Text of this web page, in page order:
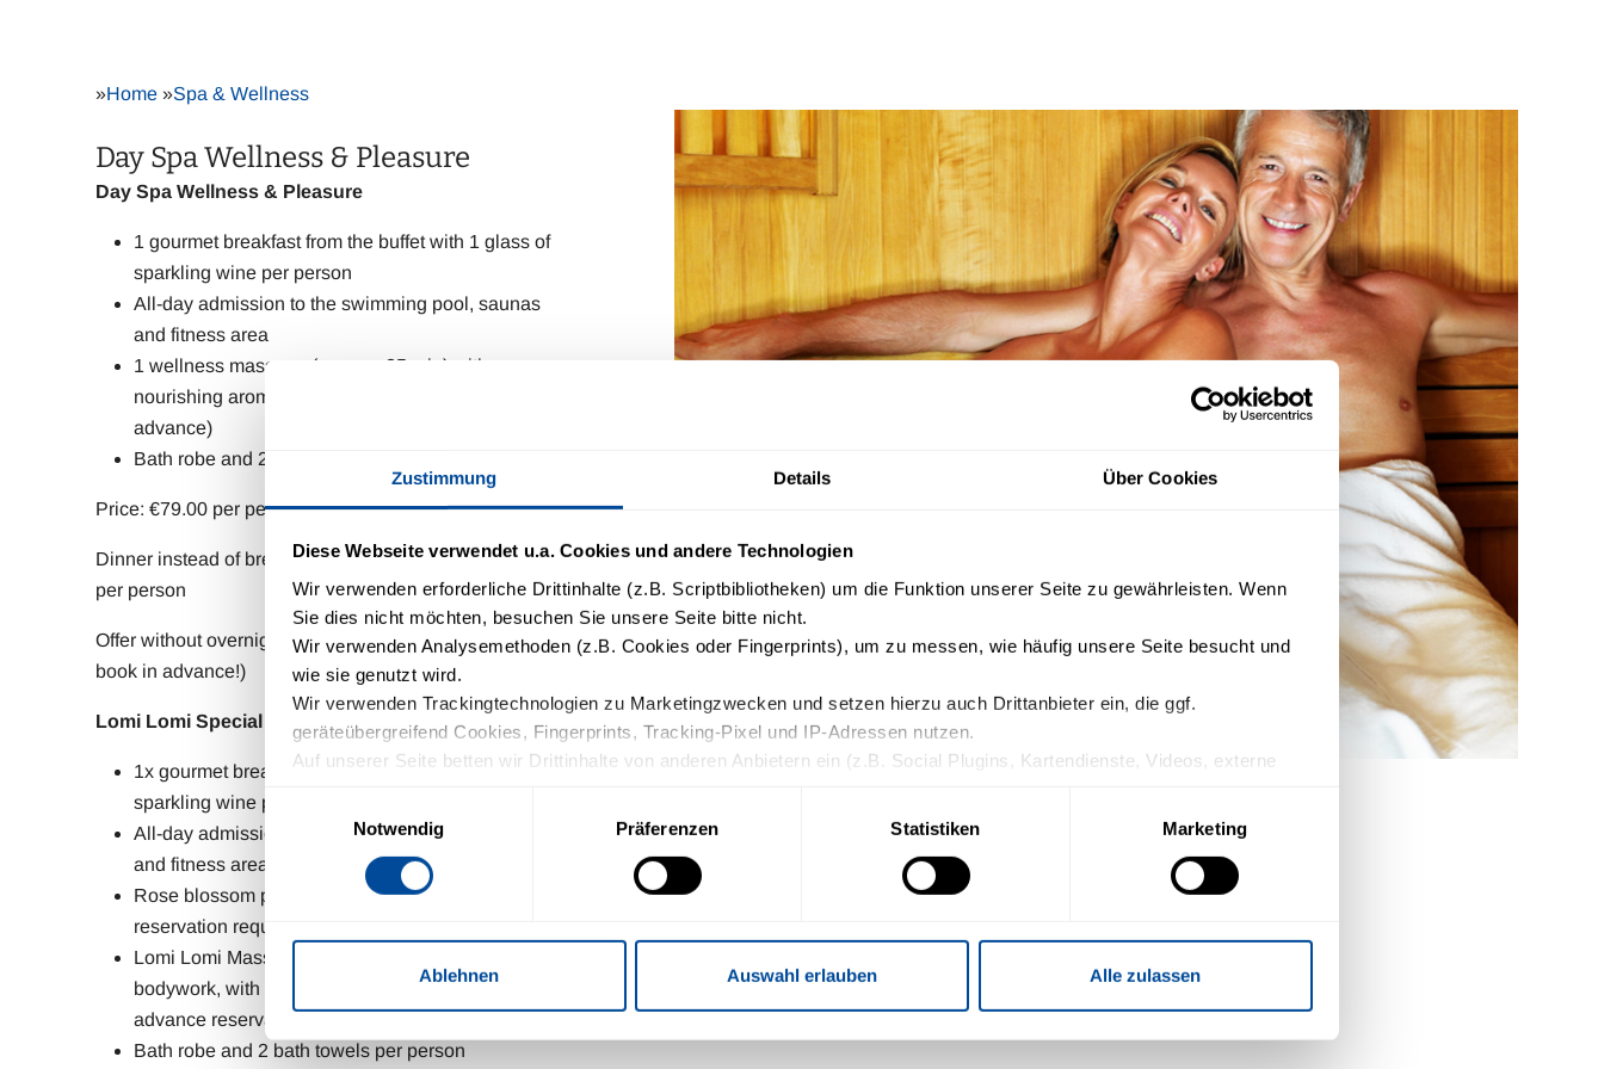
Zustimmung Details Über Cookies
Diese Webseite verwendet u.a. Cookies und andere Technologien
Wir verwenden erforderliche Drittinhalte (z.B. Scriptbibliotheken) um die Funktion unserer Seite zu gewährleisten. Wenn
Sie dies nicht möchten, besuchen Sie unsere Seite bitte nicht.
Wir verwenden Analysemethoden (z.B. Cookies oder Fingerprints), um zu messen, wie häufig unsere Seite besucht und
wie sie genutzt wird.
Wir verwenden Trackingtechnologien zu Marketingzwecken und setzen hierzu auch Drittanbieter ein, die ggf.
geräteübergreifend Cookies, Fingerprints, Tracking-Pixel und IP-Adressen nutzen.
Auf unserer Seite betten wir Drittinhalte von anderen Anbietern ein (z.B. Social Plugins, Kartendienste, Videos, externe
Einfluss.
Mit Ihrer Einstellung willigen Sie in die oben beschriebenen Vorgänge ein. Sie können Ihre Einwilligung mit Wirkung für die
Zukunft widerrufen. Mehr Informationen finden Sie in unserer Datenschutzerklärung.
Einwilligungsauswahl
Notwendig
Präferenzen Statistiken Marketing
Ablehnen Auswahl erlauben Alle zulassen
»Home »Spa & Wellness
Day Spa Wellness & Pleasure
Day Spa Wellness & Pleasure
1 gourmet breakfast from the buffet with 1 glass of
sparkling wine per person
All-day admission to the swimming pool, saunas
and fitness area
1 wellness massage (approx. 25 min) with
nourishing aromatic oils (please reserve in
advance)
Bath robe and 2 bath towels per person
Price: €79.00 per person
Dinner instead of breakfast for an additional €13.00
per person
Offer without overnight stay for day guests (please
book in advance!)
Lomi Lomi Special - Day Spa DELUXE
1x gourmet breakfast buffet with 1 glass of
sparkling wine per person
All-day admission to the swimming pool, saunas
and fitness area
Rose blossom peeling (approx. 20 min,
reservation requested)
Lomi Lomi Massage (approx. 90 min energetic
bodywork, with rest period approx. 120 min,
advance reservation requested)
Bath robe and 2 bath towels per person